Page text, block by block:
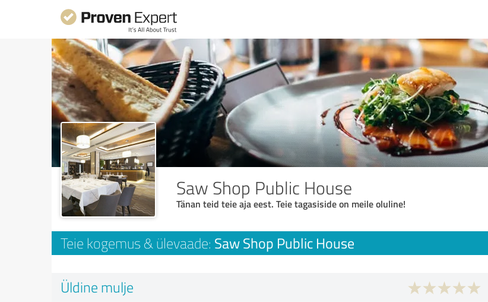
Saw Shop Public House
Tänan teid teie aja eest. Teie tagasiside on meile oluline!
Teie kogemus & ülevaade: Saw Shop Public House
Üldine mulje